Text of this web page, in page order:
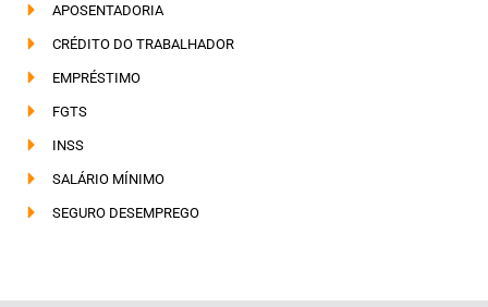
APOSENTADORIA
CRÉDITO DO TRABALHADOR
EMPRÉSTIMO
FGTS
INSS
SALÁRIO MÍNIMO
SEGURO DESEMPREGO